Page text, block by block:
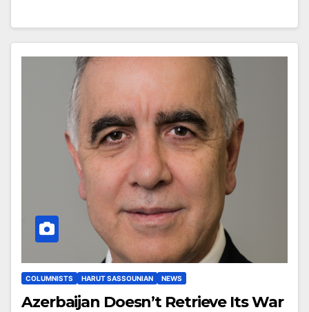
COLUMNISTS HARUT SASSOUNIAN NEWS
Azerbaijan Doesn’t Retrieve Its War